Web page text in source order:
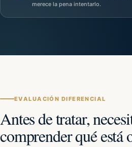
merece la pena intentarlo.
EVALUACIÓN DIFERENCIAL
Antes de tratar,
comprender qué está